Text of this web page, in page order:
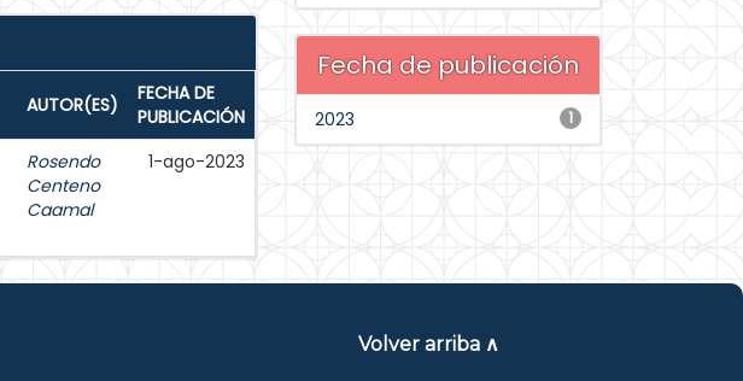
AUTOR(ES)
FECHA DE
PUBLICACIÓN
Rosendo
Centeno
Caamal
1-ago-2023
Fecha de publicación
1
2023
Volver arriba ∧